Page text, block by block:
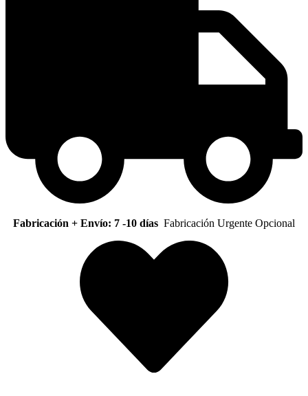
Fabricación + Envío: 7 -10 días Fabricación Urgente Opcional